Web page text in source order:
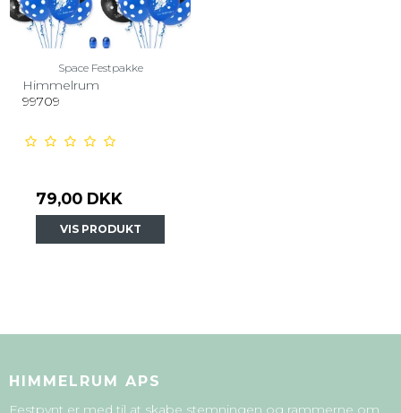
Space Festpakke
Himmelrum
99709
79,00 DKK
VIS PRODUKT
HIMMELRUM APS
Festpynt er med til at skabe stemningen og rammerne om